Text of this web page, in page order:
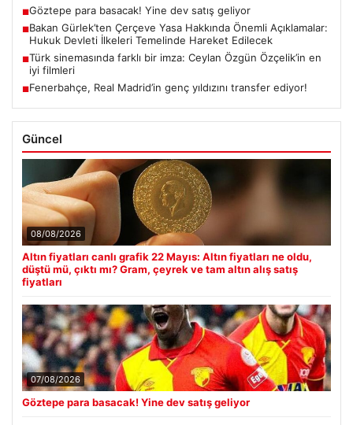
■Göztepe para basacak! Yine dev satış geliyor
■Bakan Gürlek’ten Çerçeve Yasa Hakkında Önemli Açıklamalar:
Hukuk Devleti İlkeleri Temelinde Hareket Edilecek
■Türk sinemasında farklı bir imza: Ceylan Özgün Özçelik’in en
iyi filmleri
■Fenerbahçe, Real Madrid’in genç yıldızını transfer ediyor!
Güncel
08/08/2026
Altın fiyatları canlı grafik 22 Mayıs: Altın fiyatları ne oldu,
düştü mü, çıktı mı? Gram, çeyrek ve tam altın alış satış
fiyatları
07/08/2026
Göztepe para basacak! Yine dev satış geliyor